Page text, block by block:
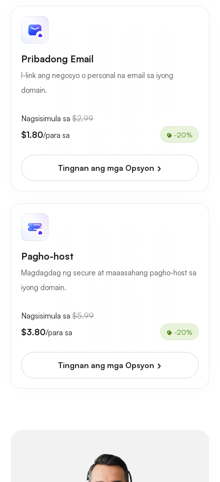
Pribadong Email
I-link ang negosyo o personal na email sa iyong
domain.
Nagsisimula sa $2.99
$1.80/para sa -20%
Tingnan ang mga Opsyon
Pagho-host
Magdagdag ng secure at maaasahang pagho-host sa
iyong domain.
Nagsisimula sa $5.99
$3.80/para sa -20%
Tingnan ang mga Opsyon